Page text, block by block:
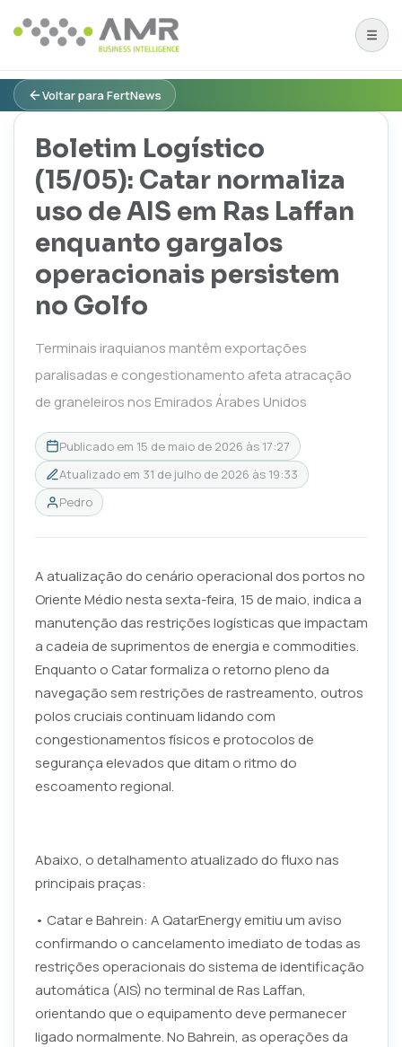
Voltar para FertNews
Boletim Logístico
(15/05): Catar normaliza
uso de AIS em Ras Laffan
enquanto gargalos
operacionais persistem
no Golfo
Terminais iraquianos mantêm exportações
paralisadas e congestionamento afeta atracação
de graneleiros nos Emirados Árabes Unidos
Publicado em 15 de maio de 2026 às 17:27
Atualizado em 31 de julho de 2026 às 19:33
Pedro
A atualização do cenário operacional dos portos no
Oriente Médio nesta sexta-feira, 15 de maio, indica a
manutenção das restrições logísticas que impactam
a cadeia de suprimentos de energia e commodities.
Enquanto o Catar formaliza o retorno pleno da
navegação sem restrições de rastreamento, outros
polos cruciais continuam lidando com
congestionamentos físicos e protocolos de
segurança elevados que ditam o ritmo do
escoamento regional.
Abaixo, o detalhamento atualizado do fluxo nas
principais praças:
• Catar e Bahrein: A QatarEnergy emitiu um aviso
confirmando o cancelamento imediato de todas as
restrições operacionais do sistema de identificação
automática (AIS) no terminal de Ras Laffan,
orientando que o equipamento deve permanecer
ligado normalmente. No Bahrein, as operações da